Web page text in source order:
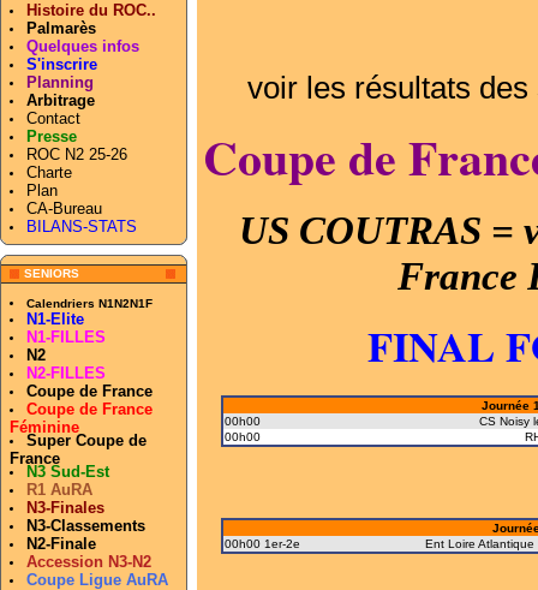
Histoire du ROC..
Palmarès
Quelques infos
S'inscrire
Planning
Arbitrage
Contact
Presse
ROC N2 25-26
Charte
Plan
CA-Bureau
BILANS-STATS
SENIORS
Calendriers N1N2N1F
N1-Elite
N1-FILLES
N2
N2-FILLES
Coupe de France
Coupe de France
Féminine
Super Coupe de
France
N3 Sud-Est
R1 AuRA
N3-Finales
N3-Classements
N2-Finale
Accession N3-N2
Coupe Ligue AuRA
voir les résultats
Coupe de
US COUTRAS =
France
FINAL
Journée
00h00
CS Noisy
00h00
00h00 1er-2e
Ent Loire Atlantique